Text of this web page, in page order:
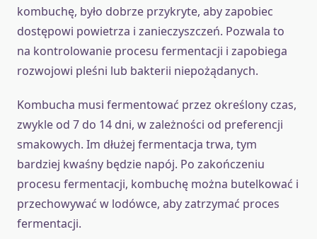
kombuchę, było dobrze przykryte, aby zapobiec
dostępowi powietrza i zanieczyszczeń. Pozwala to
na kontrolowanie procesu fermentacji i zapobiega
rozwojowi pleśni lub bakterii niepożądanych.
Kombucha musi fermentować przez określony czas,
zwykle od 7 do 14 dni, w zależności od preferencji
smakowych. Im dłużej fermentacja trwa, tym
bardziej kwaśny będzie napój. Po zakończeniu
procesu fermentacji, kombuchę można butelkować i
przechowywać w lodówce, aby zatrzymać proces
fermentacji.